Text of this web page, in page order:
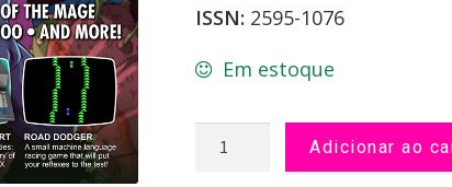
ISSN: 2595-1076
Em estoque
Adicionar ao